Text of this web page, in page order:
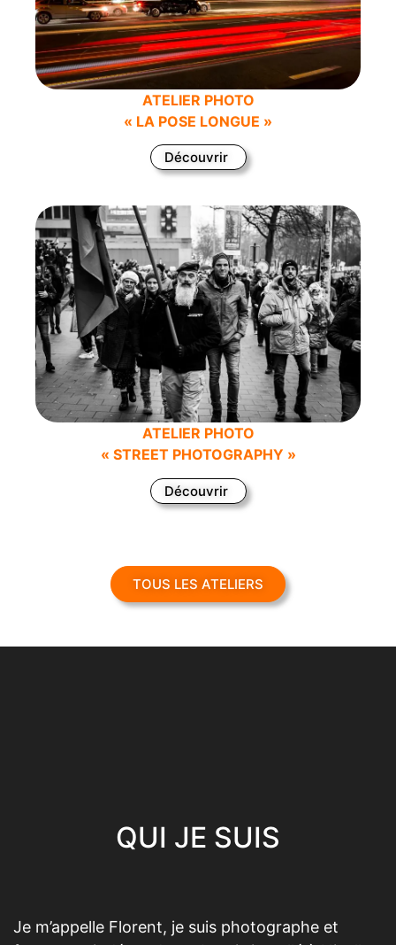
ATELIER PHOTO
« LA POSE LONGUE »
Découvrir
ATELIER PHOTO
« STREET PHOTOGRAPHY »
Découvrir
TOUS LES ATELIERS
photographie m’a amené à me lancer comme